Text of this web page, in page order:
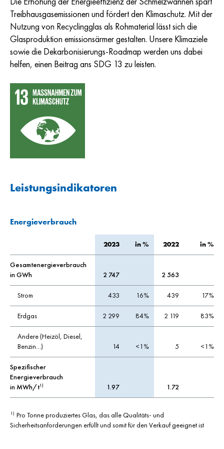
Treibhausgasemissionen und fördert den Klimaschutz. Mit der
Nutzung von Recyclingglas als Rohmaterial lässt sich die
Glasproduktion emissionsärmer gestalten. Unsere Klimaziele
sowie die Dekarbonisierungs-Roadmap werden uns dabei
helfen, einen Beitrag ans SDG 13 zu leisten.
Leistungsindikatoren
Energieverbrauch
2023 in % 2022 in %
Gesamtenergieverbrauch
in GWh
2 747 2 563
Strom 433 16% 439 17%
Erdgas 2 299 84% 2 119 83%
Andere (Heizöl, Diesel,
Benzin…)
14 <1% 5 <1%
Spezifischer
Energieverbrauch
in MWh/t1) 1.97 1.72
1) Pro Tonne produziertes Glas, das alle Qualitäts- und
Sicherheitsanforderungen erfüllt und somit für den Verkauf geeignet ist